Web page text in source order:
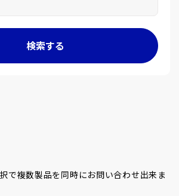
で複数製品を同時にお問い合わせ出来ま